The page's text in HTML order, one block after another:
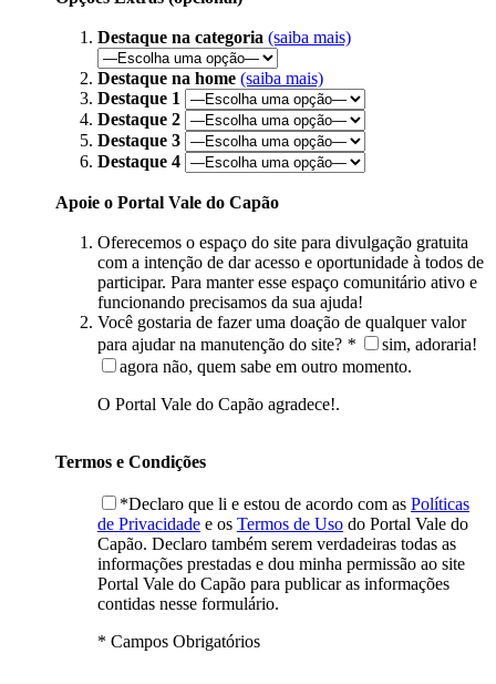
Destaque na categoria (saiba mais)
Destaque na home (saiba mais)
Destaque 1
Destaque 2
Destaque 3
Destaque 4
Apoie o Portal Vale do Capão
Oferecemos o espaço do site para divulgação gratuita
com a intenção de dar acesso e oportunidade à todos de
participar. Para manter esse espaço comunitário ativo e
funcionando precisamos da sua ajuda!
Você gostaria de fazer uma doação de qualquer valor
para ajudar na manutenção do site? *
sim, adoraria!
agora não, quem sabe em outro momento.
O Portal Vale do Capão agradece!.
Termos e Condições
*Declaro que li e estou de acordo com as Políticas
de Privacidade e os Termos de Uso do Portal Vale do
Capão. Declaro também serem verdadeiras todas as
informações prestadas e dou minha permissão ao site
Portal Vale do Capão para publicar as informações
contidas nesse formulário.
* Campos Obrigatórios